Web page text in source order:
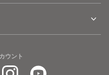
ウント